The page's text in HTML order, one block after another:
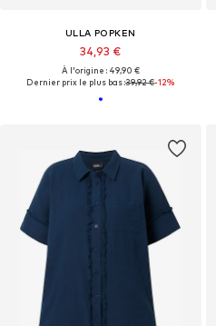
ULLA POPKEN
34,93 €
À l'origine : 49,90 €
Dernier prix le plus bas :39,92 €-12%